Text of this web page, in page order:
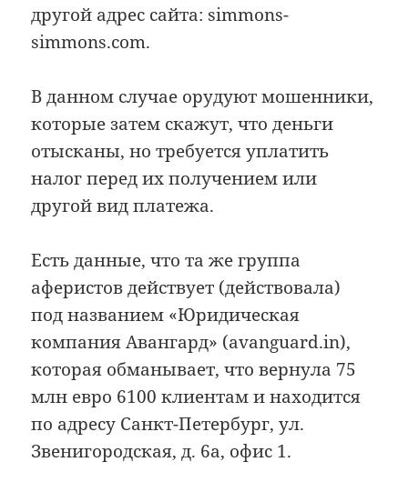
другой адрес сайта: simmons-
simmons.com.
В данном случае орудуют мошенники,
которые затем скажут, что деньги
отысканы, но требуется уплатить
налог перед их получением или
другой вид платежа.
Есть данные, что та же группа
аферистов действует (действовала)
под названием «Юридическая
компания Авангард» (avanguard.in),
которая обманывает, что вернула 75
млн евро 6100 клиентам и находится
по адресу Санкт-Петербург, ул.
Звенигородская, д. 6а, офис 1.